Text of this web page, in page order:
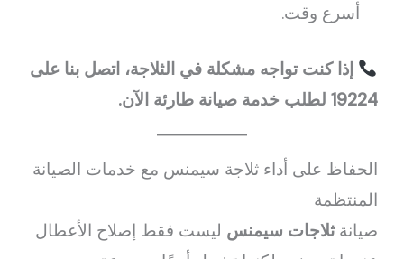
أسرع وقت.
إذا كنت تواجه مشكلة في الثلاجة، اتصل بنا على
19224 لطلب خدمة صيانة طارئة الآن.
الحفاظ على أداء ثلاجة سيمنس مع خدمات الصيانة
المنتظمة
صيانةثلاجات سيمنس ليست فقط إصلاح الأعطال